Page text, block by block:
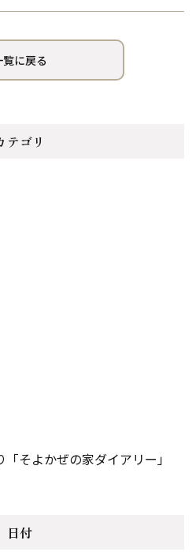
覧に戻る
テゴリ
そよかぜの家ダイアリー」
日付